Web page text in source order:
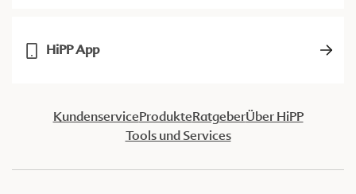
HiPP App
KundenserviceProdukteRatgeberÜber HiPP
Tools und Services